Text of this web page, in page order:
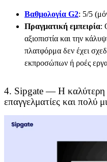
Βαθμολογία G2: 5/5
Πραγματική εμπειρία:
αξιοπιστία και την
πλατφόρμα δεν έχει
εκπροσώπων ή ροές
4. Sipgate — Η καλύτερη
επαγγελματίες και πολύ